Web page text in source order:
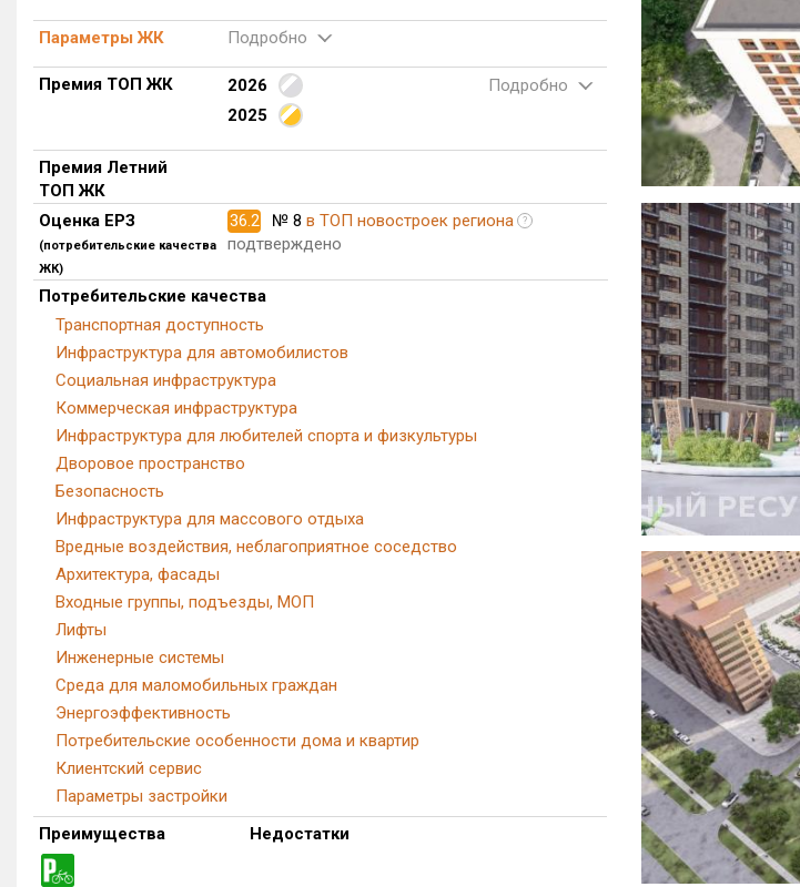
Параметры ЖК Подробно
Премия ТОП ЖК 2026
Подробно
2025
Премия Летний
ТОП ЖК
Оценка ЕРЗ
(потребительские качества
ЖК)
36.2 № 8 в ТОП новостроек региона ?
подтверждено
Потребительские качества
Транспортная доступность
Инфраструктура для автомобилистов
Социальная инфраструктура
Коммерческая инфраструктура
Инфраструктура для любителей спорта и физкультуры
Дворовое пространство
Безопасность
Инфраструктура для массового отдыха
Вредные воздействия, неблагоприятное соседство
Архитектура, фасады
Входные группы, подъезды, МОП
Лифты
Инженерные системы
Среда для маломобильных граждан
Энергоэффективность
Потребительские особенности дома и квартир
Клиентский сервис
Параметры застройки
Преимущества
Недостатки